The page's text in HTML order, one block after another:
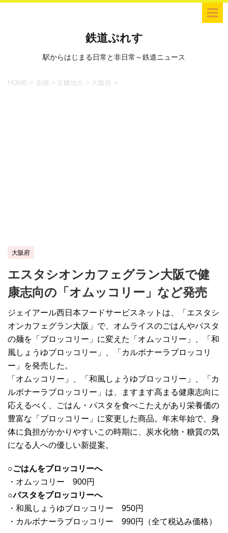
鉄道ぷれす
駅からはじまる日常と非日常～鉄道ニュース
HOME > 全国 > 近畿地方 > 大阪府 >
大阪府
エスタシオンカフェグラン大阪で健
康志向の「オムッコリー」など発売
ジェイアール西日本フードサービスネットは、「エスタシ
オンカフェグラン大阪」で、オムライスのごはんやパスタ
の麺を「ブロッコリー」に変えた「オムッコリー」、「和
風しょうゆブロッコリー」、「カルボナーラブロッコリ
ー」を発売した。
「オムッコリー」、「和風しょうゆブロッコリー」、「カ
ルボナーラブロッコリー」は、ますます高まる健康志向に
応えるべく、ごはん・パスタを食べこたえがあり栄養価の
豊富な「ブロッコリー」に変更した商品。年末年始で、身
体に負担がかかりやすいこの時期に、炭水化物・糖質の気
になる人への優しい新提案。
○ごはんをブロッコリーへ
・オムッコリー 900円
○パスタをブロッコリーへ
・和風しょうゆブロッコリー 950円
・カルボナーラブロッコリー 990円（全て税込み価格）